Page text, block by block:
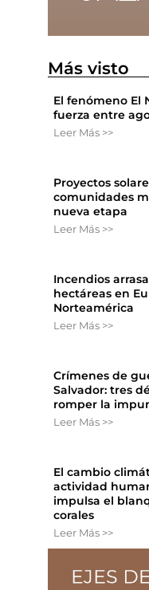
Más visto
El fenómeno El
fuerza entre
Leer Más >>
Proyectos
comunidades
nueva etapa
Leer Más >>
Incendios
hectáreas en
Norteamérica
Leer Más >>
Crímenes de
Salvador: tres
romper la
Leer Más >>
El cambio
actividad
impulsa el
corales
Leer Más >>